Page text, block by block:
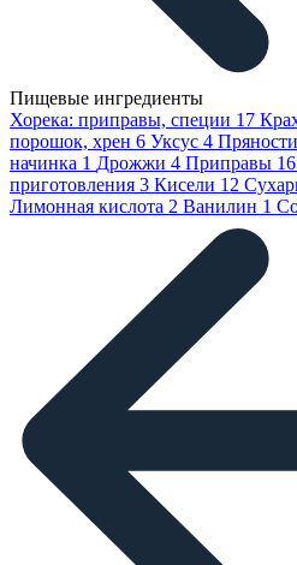
Пищевые ингредиенты
Хорека: приправы, специи 17
порошок, хрен 6 Уксус 4
начинка 1 Дрожжи 4 Приправы 16
приготовления 3 Кисели 12
Лимонная кислота 2 Ванилин 1